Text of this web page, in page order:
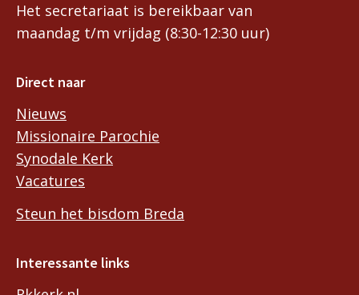
Het secretariaat is bereikbaar van
maandag t/m vrijdag (8:30-12:30 uur)
Direct naar
Nieuws
Missionaire Parochie
Synodale Kerk
Vacatures
Steun het bisdom Breda
Interessante links